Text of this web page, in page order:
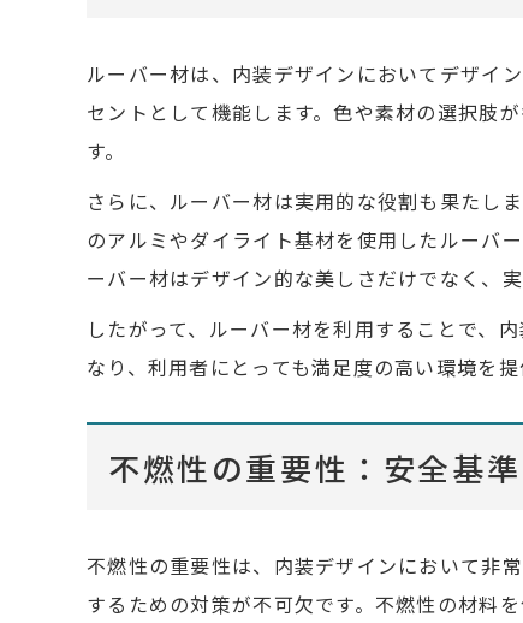
ルーバー材は、内装デザインにおいてデザイ
セントとして機能します。色や素材の選択肢
す。
さらに、ルーバー材は実用的な役割も果たし
のアルミやダイライト基材を使用したルーバ
ーバー材はデザイン的な美しさだけでなく、
したがって、ルーバー材を利用することで、
なり、利用者にとっても満足度の高い環境を提
不燃性の重要性：安全基
不燃性の重要性は、内装デザインにおいて非
するための対策が不可欠です。不燃性の材料